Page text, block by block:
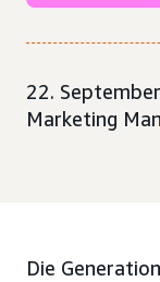
22.
Marketing
Die